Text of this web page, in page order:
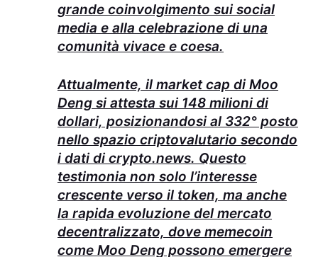
grande coinvolgimento sui social
media e alla celebrazione di una
comunità vivace e coesa.
Attualmente, il market cap di Moo
Deng si attesta sui 148 milioni di
dollari, posizionandosi al 332° posto
nello spazio criptovalutario secondo
i dati di crypto.news. Questo
testimonia non solo l’interesse
crescente verso il token, ma anche
la rapida evoluzione del mercato
decentralizzato, dove memecoin
come Moo Deng possono emergere